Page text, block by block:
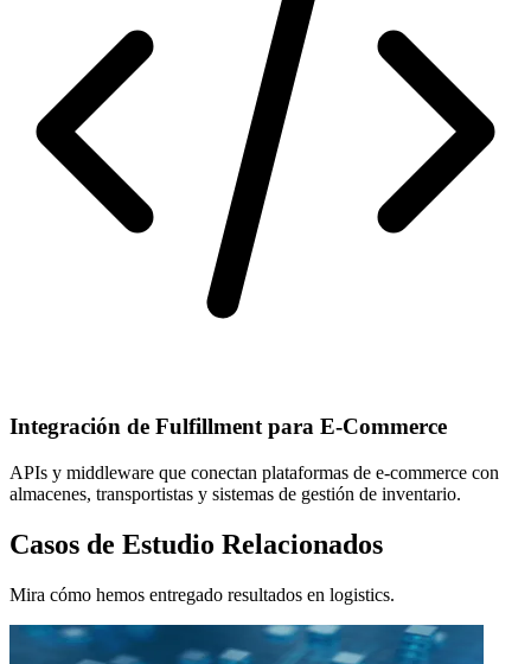
Integración de Fulfillment para E-Commerce
APIs y middleware que conectan plataformas de e-commerce con
almacenes, transportistas y sistemas de gestión de inventario.
Casos de Estudio Relacionados
Mira cómo hemos entregado resultados en logistics.